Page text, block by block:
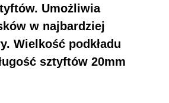
Umożliwia
w najbardziej
Wielkość podkładu
sztyftów 20mm